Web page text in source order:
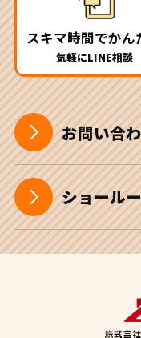
スキマ時間でかん
気軽にLINE相談
お問い合
ショール